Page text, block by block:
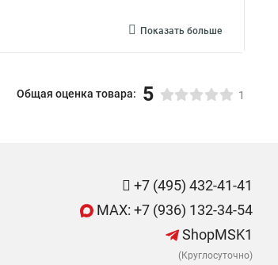
Показать больше
Общая оценка товара: 5 1
+7 (495) 432-41-41
MAX: +7 (936) 132-34-54
ShopMSK1
(Круглосуточно)